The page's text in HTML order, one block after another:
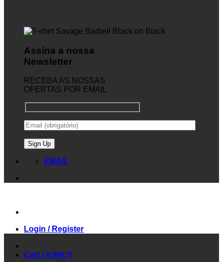
Assina a nossa
Newsletter
RECEBA AS NOSSAS
OFERTAS POR EMAIL
EMAIL
Login / Register
Cart /0.00€ 0